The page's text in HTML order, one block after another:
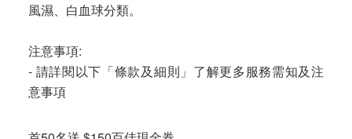
風濕、白血球分類。
注意事項:
- 請詳閱以下「條款及細則」了解更多服務需知及注
意事項